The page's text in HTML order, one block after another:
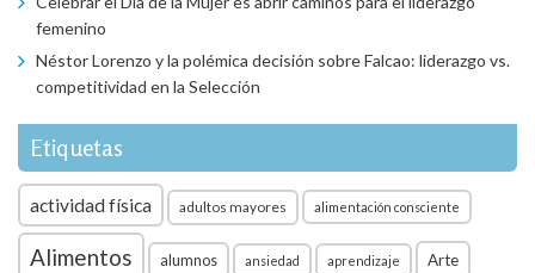
femenino
Néstor Lorenzo y la polémica decisión sobre Falcao: liderazgo vs.
competitividad en la Selección
Etiquetas
actividad física adultos mayores alimentación consciente
Alimentos alumnos ansiedad aprendizaje Arte